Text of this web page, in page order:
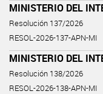
MINISTERIO DEL
Resolución 137/2026
RESOL-2026-137-APN-MI
MINISTERIO DEL
Resolución 138/2026
RESOL-2026-138-APN-MI